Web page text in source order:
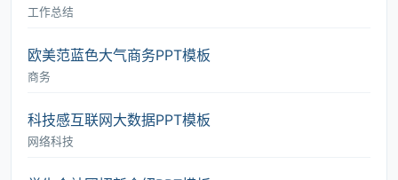
工作总结
欧美范蓝色大气商务PPT模板
商务
科技感互联网大数据PPT模板
网络科技